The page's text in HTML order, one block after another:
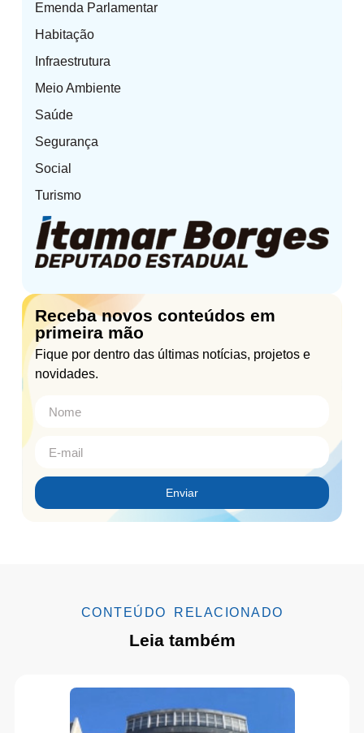
Emenda Parlamentar
Habitação
Infraestrutura
Meio Ambiente
Saúde
Segurança
Social
Turismo
Receba novos conteúdos em
primeira mão
Fique por dentro das últimas notícias, projetos e
novidades.
Enviar
CONTEÚDO RELACIONADO
Leia também